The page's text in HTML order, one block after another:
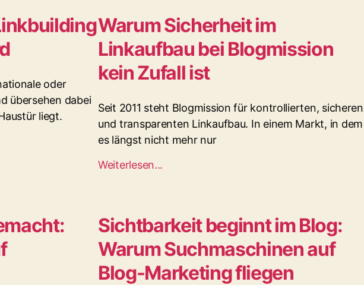
oder
übersehen dabei
liegt.
Warum Sicherheit im
Linkaufbau bei Blogmission
kein Zufall ist
Seit 2011 steht Blogmission für kontrollierten, sicheren
und transparenten Linkaufbau. In einem Markt, in dem
es längst nicht mehr nur
Weiterlesen...
Sichtbarkeit beginnt im Blog:
Warum Suchmaschinen auf
Blog-Marketing fliegen